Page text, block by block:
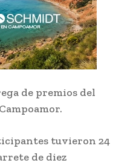
de premios del
tuvieron 24
de diez